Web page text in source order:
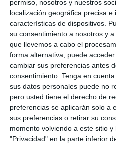
permiso, nosotros y nuestros
localización geográfica precisa
características de dispositivos.
su consentimiento a nosotros y
que llevemos a cabo el
forma alternativa, puede
cambiar sus preferencias antes
consentimiento. Tenga en
sus datos personales puede no
pero usted tiene el derecho de
preferencias se aplicarán solo a
sus preferencias o retirar su
momento volviendo a este sitio
"Privacidad" en la parte inferior
bl, br, cl, cr, dr, fl, fr, gl, gr,
Colección de